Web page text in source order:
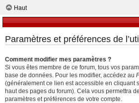
Haut
Paramètres et préférences de
Comment modifier mes paramètres ?
Si vous êtes membre de ce forum, tous vos
base de données. Pour les modifier, accédez au
(généralement ce lien est accessible en cliquant
haut des pages du forum). Cela vous permettra
paramètres et préférences de votre compte.